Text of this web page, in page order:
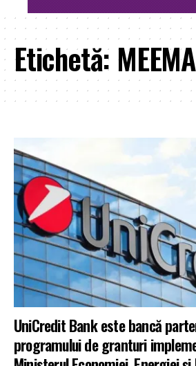
Etichetă: MEEMA
UniCredit Bank este bancă
programului de granturi